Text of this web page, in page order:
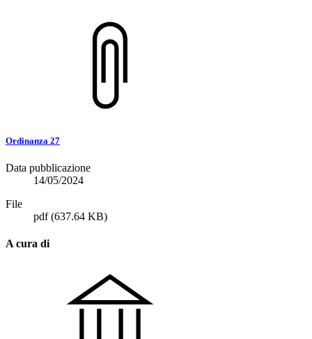
Ordinanza 27
Data pubblicazione
14/05/2024
File
pdf(637.64 KB)
A cura di